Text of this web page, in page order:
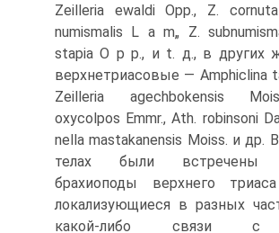
Zeilleria ewaldi Opp., Z.
numismalis L a m„ Z.
stapia О p p., и t. д., в других
верхнетриасовые — Amphiclina
Zeilleria agechbokensis
oxycolpos Emmr., Ath. robinsoni
nella mastakanensis Moiss. и др.
телах были встречены
брахиоподы верхнего
локализующиеся в разных
ка­кой-либо связи с